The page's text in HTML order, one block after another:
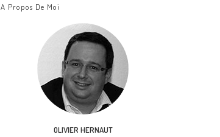
A Propos De Moi
OLIVIER HERNAUT